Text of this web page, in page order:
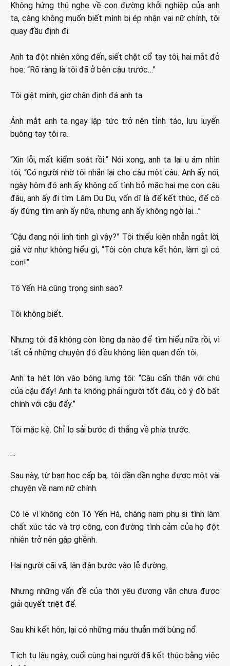
Không hứng thú nghe về con đường khởi nghiệp của anh
ta, càng không muốn biết mình bị ép nhận vai nữ chính, tôi
quay đầu định đi.
Anh ta đột nhiên xông đến, siết chặt cổ tay tôi, hai mắt đỏ
hoe: “Rõ ràng là tôi đã ở bên cậu trước…”
Tôi giật mình, giơ chân định đá anh ta.
Ánh mắt anh ta ngay lập tức trở nên tỉnh táo, lưu luyến
buông tay tôi ra.
“Xin lỗi, mất kiểm soát rồi.” Nói xong, anh ta lại u ám nhìn
tôi, “Có người nhờ tôi nhắn lại cho cậu một câu. Anh ấy nói,
ngày hôm đó anh ấy không cố tình bỏ mặc hai mẹ con cậu
đâu, anh ấy đi tìm Lâm Du Du, vốn dĩ là để kết thúc, để cô
ấy đừng tìm anh ấy nữa, nhưng anh ấy không ngờ lại…”
“Cậu đang nói linh tinh gì vậy?” Tôi thiếu kiên nhẫn ngắt lời,
giả vờ như không hiểu gì, “Tôi còn chưa kết hôn, làm gì có
con!”
Tô Yến Hà cũng trọng sinh sao?
Tôi không biết.
Nhưng tôi đã không còn lòng dạ nào để tìm hiểu nữa rồi, vì
tất cả những chuyện đó đều không liên quan đến tôi.
Anh ta hét lớn vào bóng lưng tôi: “Cậu cẩn thận với chú
của cậu đấy! Anh ta không phải người tốt đâu, có ý đồ bất
chính với cậu đấy.”
Tôi mặc kệ. Chỉ lo sải bước đi thẳng về phía trước.
…
Sau này, từ bạn học cấp ba, tôi dần dần nghe được một vài
chuyện về nam nữ chính.
Có lẽ vì không còn Tô Yến Hà, chàng nam phụ si tình làm
chất xúc tác và trợ công, con đường tình cảm của họ đột
nhiên trở nên gập ghềnh.
Hai người cãi vã, lận đận bước vào lễ đường.
Nhưng những vấn đề của thời yêu đương vẫn chưa được
giải quyết triệt để.
Sau khi kết hôn, lại có những mâu thuẫn mới bùng nổ.
Tích tụ lâu ngày, cuối cùng hai người đã kết thúc bằng việc